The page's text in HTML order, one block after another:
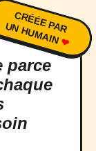
CRÉÉE PAR
UN HUMAIN❤
parce